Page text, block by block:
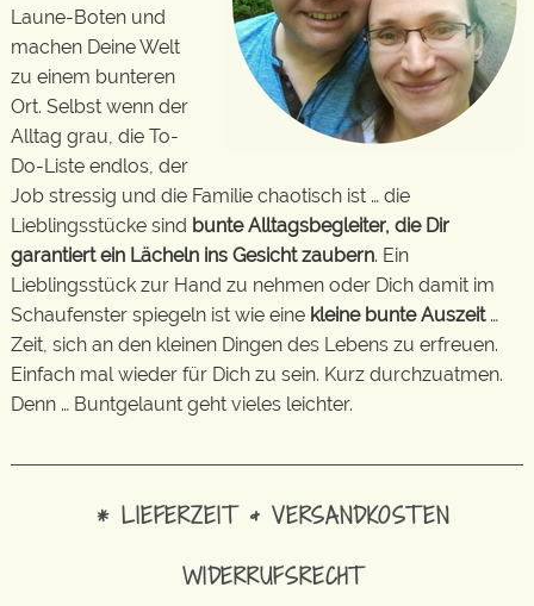
Laune-Boten und
machen Deine Welt
zu einem bunteren
Ort. Selbst wenn der
Alltag grau, die To-
Do-Liste endlos, der
Job stressig und die Familie chaotisch ist … die
Lieblingsstücke sind bunte Alltagsbegleiter, die Dir
garantiert ein Lächeln ins Gesicht zaubern. Ein
Lieblingsstück zur Hand zu nehmen oder Dich damit im
Schaufenster spiegeln ist wie eine kleine bunte Auszeit…
Zeit, sich an den kleinen Dingen des Lebens zu erfreuen.
Einfach mal wieder für Dich zu sein. Kurz durchzuatmen.
Denn … Buntgelaunt geht vieles leichter.
* LIEFERZEIT & VERSANDKOSTEN
WIDERRUFSRECHT